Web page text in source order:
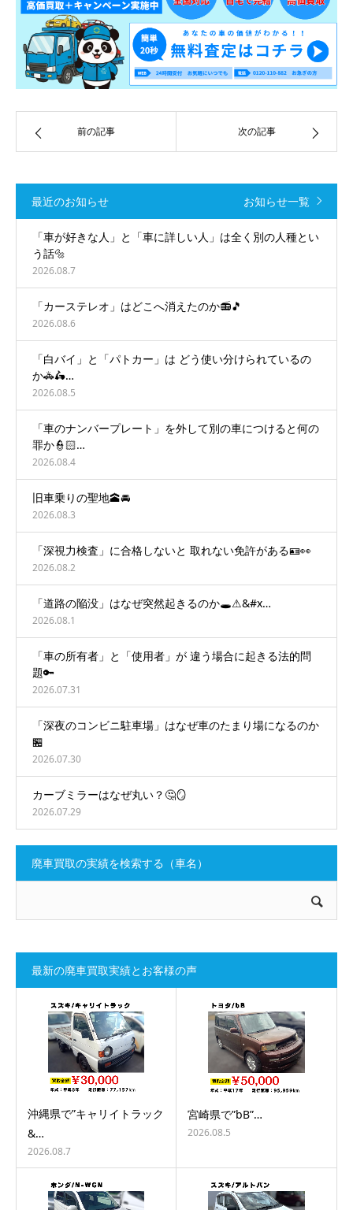
前の記事 次の記事
最近のお知らせ お知らせ一覧
「車が好きな人」と「車に詳しい人」は全く別の人種とい
う話🔩
2026.08.7
「カーステレオ」はどこへ消えたのか📻🎵
2026.08.6
「白バイ」と「パトカー」は どう使い分けられているの
か🚓🛵…
2026.08.5
「車のナンバープレート」を外して別の車につけると何の
罪か👮🏻…
2026.08.4
旧車乗りの聖地🕋🚘
2026.08.3
「深視力検査」に合格しないと 取れない免許がある🪪👀
2026.08.2
「道路の陥没」はなぜ突然起きるのか🕳️⚠&#x…
2026.08.1
「車の所有者」と「使用者」が 違う場合に起きる法的問
題🔑
2026.07.31
「深夜のコンビニ駐車場」はなぜ車のたまり場になるのか
🏪
2026.07.30
カーブミラーはなぜ丸い？🤔🪞
2026.07.29
廃車買取の実績を検索する（車名）
最新の廃車買取実績とお客様の声
沖縄県で”キャリイトラック
&…
2026.08.7
宮崎県で”bB”…
2026.08.5